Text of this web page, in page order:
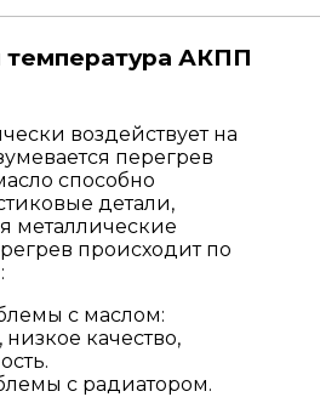
температура АКПП
воздействует на
перегрев
способно
детали,
металлические
происходит по
с маслом:
низкое качество,
с радиатором.